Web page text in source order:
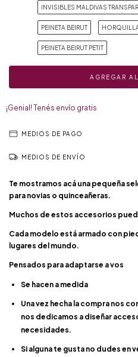
INVISIBLES MALDIVAS
PEINETA BEIRUT
PEINETA BEIRUT PETIT
¡Genial! Tenés envío gratis
MEDIOS DE PAGO
MEDIOS DE ENVÍO
Te mostramos acá una pequeña
para novias o quinceañeras.
Muchos de estos accesorios
Cada modelo está armado con
lugares del mundo.
Pensados para adaptarse a vos
Se hacen a medida
Una vez hecha la compra nos
nos dedicamos a diseñar acc
necesidades.
Si alguna te gusta no dudes en